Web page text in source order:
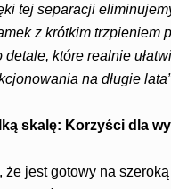
tej separacji
z krótkim trzpieniem
detale, które realnie
na długie
skalę: Korzyści dla
jest gotowy na